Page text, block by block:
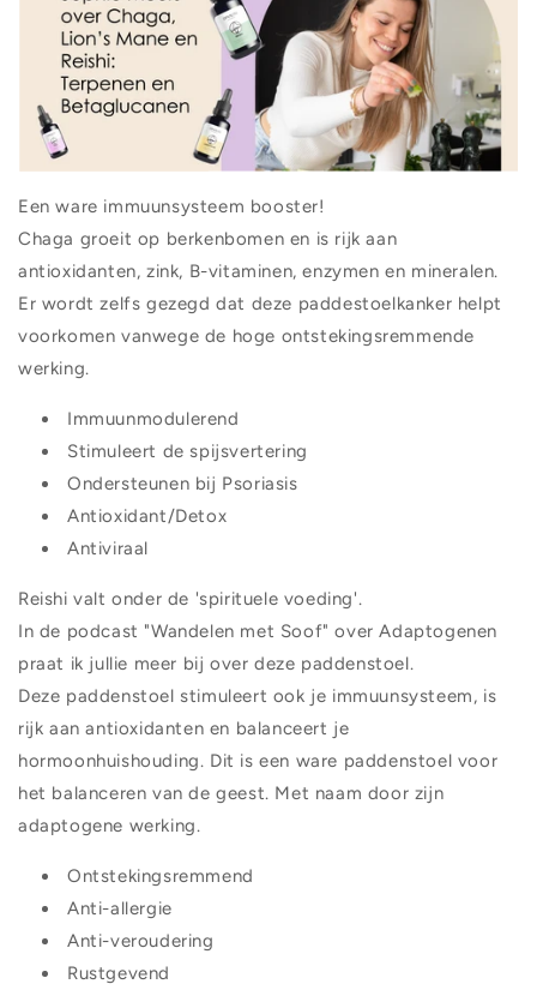
Een ware immuunsysteem booster!
Chaga groeit op berkenbomen en is rijk aan
antioxidanten, zink, B-vitaminen, enzymen en mineralen.
Er wordt zelfs gezegd dat deze paddestoelkanker helpt
voorkomen vanwege de hoge ontstekingsremmende
werking.
Immuunmodulerend
Stimuleert de spijsvertering
Ondersteunen bij Psoriasis
Antioxidant/Detox
Antiviraal
Reishi valt onder de 'spirituele voeding'.
In de podcast "Wandelen met Soof" over Adaptogenen
praat ik jullie meer bij over deze paddenstoel.
Deze paddenstoel stimuleert ook je immuunsysteem, is
rijk aan antioxidanten en balanceert je
hormoonhuishouding. Dit is een ware paddenstoel voor
het balanceren van de geest. Met naam door zijn
adaptogene werking.
Ontstekingsremmend
Anti-allergie
Anti-veroudering
Rustgevend